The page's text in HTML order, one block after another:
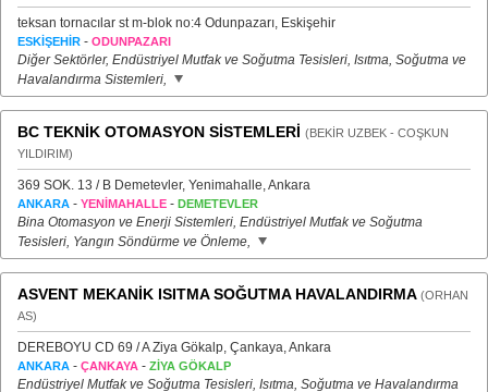
teksan tornacılar st m-blok no:4 Odunpazarı, Eskişehir
ESKİŞEHİR - ODUNPAZARI
Diğer Sektörler, Endüstriyel Mutfak ve Soğutma Tesisleri, Isıtma, Soğutma ve
Havalandırma Sistemleri,
BC TEKNİK OTOMASYON SİSTEMLERİ (BEKİR UZBEK - COŞKUN
YILDIRIM)
369 SOK. 13 / B Demetevler, Yenimahalle, Ankara
ANKARA - YENİMAHALLE - DEMETEVLER
Bina Otomasyon ve Enerji Sistemleri, Endüstriyel Mutfak ve Soğutma
Tesisleri, Yangın Söndürme ve Önleme,
ASVENT MEKANİK ISITMA SOĞUTMA HAVALANDIRMA (ORHAN
AS)
DEREBOYU CD 69 / A Ziya Gökalp, Çankaya, Ankara
ANKARA - ÇANKAYA - ZİYA GÖKALP
Endüstriyel Mutfak ve Soğutma Tesisleri, Isıtma, Soğutma ve Havalandırma